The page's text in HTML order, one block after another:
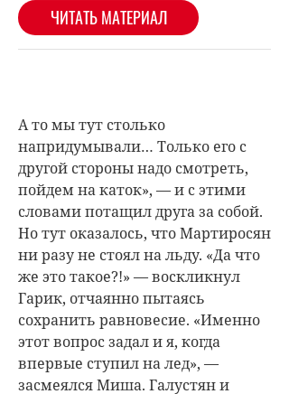
А то мы тут столько
напридумывали… Только его с
другой стороны надо смотреть,
пойдем на каток», — и с этими
словами потащил друга за собой.
Но тут оказалось, что Мартиросян
ни разу не стоял на льду. «Да что
же это такое?!» — воскликнул
Гарик, отчаянно пытаясь
сохранить равновесие. «Именно
этот вопрос задал и я, когда
впервые ступил на лед», —
засмеялся Миша. Галустян и